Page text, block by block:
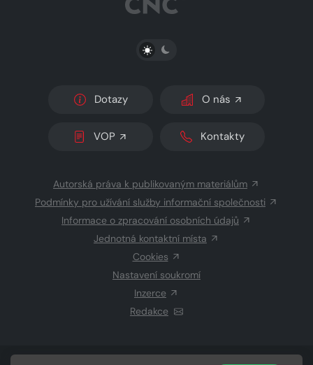
PŘEPNOUT SVĚTLÝ/TMAVÝ REŽIM
Dotazy O nás
VOP Kontakty
Autorská práva k publikovaným materiálům
Podmínky pro užívání služby informační společnosti
Informace o zpracování osobních údajů
Jednotná kontaktní místa
Cookies
Nastavení soukromí
Inzerce
Redakce